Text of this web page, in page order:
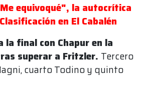
equivoqué", la autocrítica
en El Cabalén
la final con Chapur en la
superar a Fritzler. Tercero
cuarto Todino y quinto